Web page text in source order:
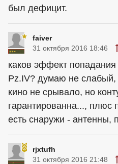
был дефицит.
faiver
31 октября 2016 18:46
каков эффект
Pz.IV? думаю не
кино не срывало, но
гарантированна..., плюс
есть снаружи - антенны,
rjxtufh
31 октября 2016 21:48